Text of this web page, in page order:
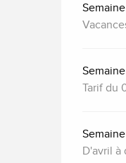
Tarif du
D'avril à